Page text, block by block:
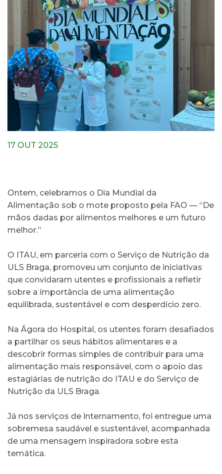
17 OUT 2025
Ontem, celebramos o Dia Mundial da
Alimentação sob o mote proposto pela FAO — “De
mãos dadas por alimentos melhores e um futuro
melhor.”
O ITAU, em parceria com o Serviço de Nutrição da
ULS Braga, promoveu um conjunto de iniciativas
que convidaram utentes e profissionais a refletir
sobre a importância de uma alimentação
equilibrada, sustentável e com desperdício zero.
Na Ágora do Hospital, os utentes foram desafiados
a partilhar os seus hábitos alimentares e a
descobrir formas simples de contribuir para uma
alimentação mais responsável, com o apoio das
estagiárias de nutrição do ITAU e do Serviço de
Nutrição da ULS Braga.
Já nos serviços de internamento, foi entregue uma
sobremesa saudável e sustentável, acompanhada
de uma mensagem inspiradora sobre esta
temática.